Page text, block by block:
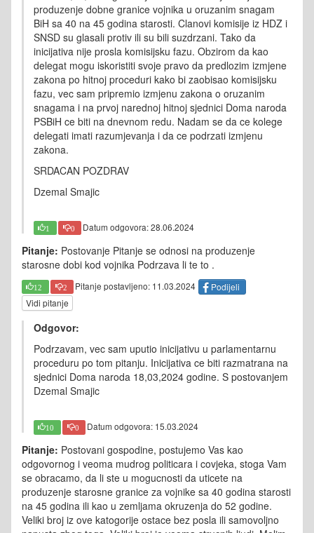
produzenje dobne granice vojnika u oruzanim snagam
BiH sa 40 na 45 godina starosti. Clanovi komisije iz HDZ i
SNSD su glasali protiv ili su bili suzdrzani. Tako da
inicijativa nije prosla komisijsku fazu. Obzirom da kao
delegat mogu iskoristiti svoje pravo da predlozim izmjene
zakona po hitnoj proceduri kako bi zaobisao komisijsku
fazu, vec sam pripremio izmjenu zakona o oruzanim
snagama i na prvoj narednoj hitnoj sjednici Doma naroda
PSBiH ce biti na dnevnom redu. Nadam se da ce kolege
delegati imati razumjevanja i da ce podrzati izmjenu
zakona.
SRDACAN POZDRAV
Dzemal Smajic
1 0 Datum odgovora: 28.06.2024
Pitanje: Postovanje Pitanje se odnosi na produzenje
starosne dobi kod vojnika Podrzava li te to .
12 2 Pitanje postavljeno: 11.03.2024
Podijeli
Vidi pitanje
Odgovor:
Podrzavam, vec sam uputio inicijativu u parlamentarnu
proceduru po tom pitanju. Inicijativa ce biti razmatrana na
sjednici Doma naroda 18,03,2024 godine. S postovanjem
Dzemal Smajic
10 0 Datum odgovora: 15.03.2024
Pitanje: Postovani gospodine, postujemo Vas kao
odgovornog i veoma mudrog politicara i covjeka, stoga Vam
se obracamo, da li ste u mogucnosti da uticete na
produzenje starosne granice za vojnike sa 40 godina starosti
na 45 godina ili kao u zemljama okruzenja do 52 godine.
Veliki broj iz ove katogorije ostace bez posla ili samovoljno